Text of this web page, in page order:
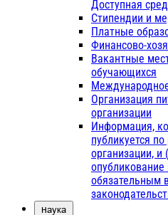
Доступная
Стипендии и
Платные
Финансово-
Вакантные
обучающихся
Организация
организации
Информация,
публикуется
организации,
опубликование
обязательным
Наука